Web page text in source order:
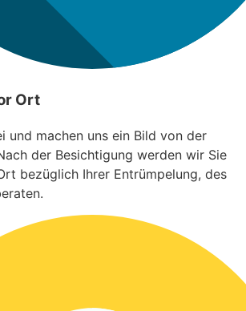
Ort
und machen uns ein Bild von der
der Besichtigung werden wir Sie
bezüglich Ihrer Entrümpelung, des